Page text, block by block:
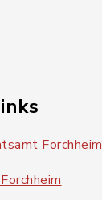
Forchheim